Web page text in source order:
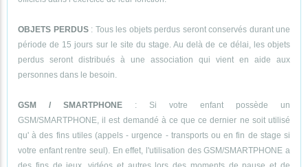
OBJETS PERDUS: Tous les objets perdus seront conservés durant une
période de 15 jours sur le site du stage. Au delà de ce délai, les objets
perdus seront distribués à une association qui vient en aide aux
personnes dans le besoin.
GSM / SMARTPHONE : Si votre enfant possède un
GSM/SMARTPHONE, il est demandé à ce que ce dernier ne soit utilisé
qu' à des fins utiles (appels - urgence - transports ou en fin de stage si
votre enfant rentre seul). En effet, l'utilisation des GSM/SMARTPHONE a